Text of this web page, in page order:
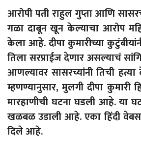
आरोपी पती राहुल गुप्ता आणि
गळा दाबून खून केल्याचा आरोप
केला आहे. दीपा कुमारीच्या
तिला सरप्राईज देणार असल्याचं
आणल्यावर सासरच्यांनी तिची हत्या
म्हणण्यानुसार, मुलगी दीपा कुमारी
मारहाणीची घटना घडली आहे. या
खळबळ उडाली आहे. एका हिंदी
दिले आहे.